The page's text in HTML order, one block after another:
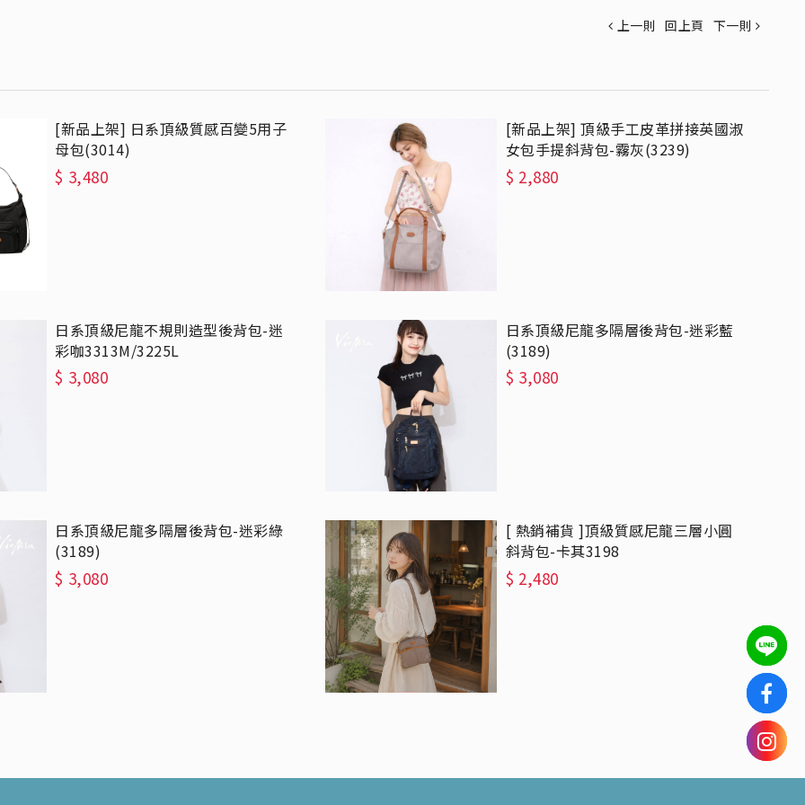
上一則 回上頁 下一則
[新品上架] 日系頂級質感百變5用子
母包(3014)
$ 3,480
[新品上架] 頂級手工皮革拼接英國淑
女包手提斜背包-霧灰(3239)
$ 2,880
日系頂級尼龍不規則造型後背包-迷
彩咖3313M/3225L
$ 3,080
日系頂級尼龍多隔層後背包-迷彩藍
(3189)
$ 3,080
日系頂級尼龍多隔層後背包-迷彩綠
(3189)
$ 3,080
[ 熱銷補貨 ]頂級質感尼龍三層小圓
斜背包-卡其3198
$ 2,480